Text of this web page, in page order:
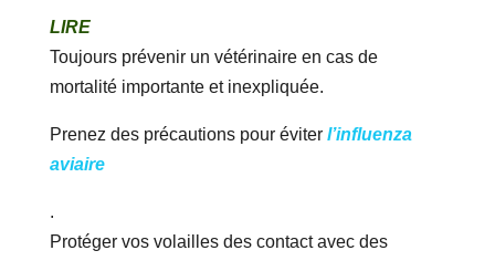
LIRE
Toujours prévenir un vétérinaire en cas de
mortalité importante et inexpliquée.
Prenez des précautions pour éviter l’influenza
aviaire
.
Protéger vos volailles des contact avec des